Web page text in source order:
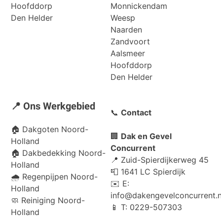
Hoofddorp
Den Helder
Monnickendam
Weesp
Naarden
Zandvoort
Aalsmeer
Hoofddorp
Den Helder
📍 Ons Werkgebied
🏠 Dakgoten Noord-
Holland
🏠 Dakbedekking Noord-
Holland
🌧️ Regenpijpen Noord-
Holland
🧼 Reiniging Noord-
Holland
📞 Contact
🏢 Dak en Gevel
Concurrent
📍 Zuid-Spierdijkerweg 45
📮 1641 LC Spierdijk
✉️ E:
📱 T: 0229-507303